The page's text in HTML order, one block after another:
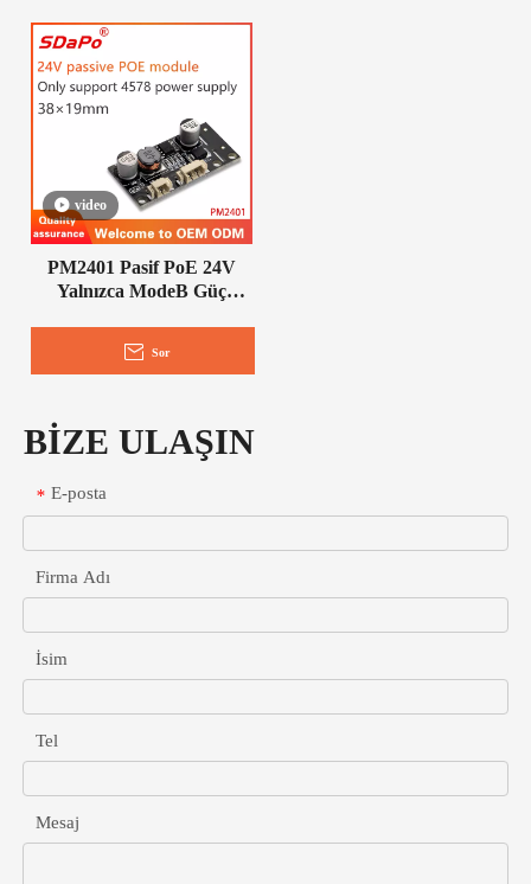
video
PM2401 Pasif PoE 24V
Yalnızca ModeB Güç
Sor
BİZE ULAŞIN
* E-posta
Firma Adı
İsim
Tel
Mesaj